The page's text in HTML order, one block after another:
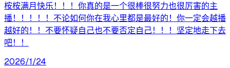
桉桉满月快乐！！！你真的是一个很棒很努力也很厉害的主
播！！！！！不论如何你在我心里都是最好的！你一定会越播
越好的！！不要怀疑自己也不要否定自己！！！坚定地走下去
吧！！
2026/1/24